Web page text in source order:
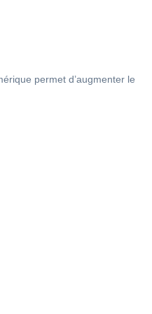
permet d’augmenter le